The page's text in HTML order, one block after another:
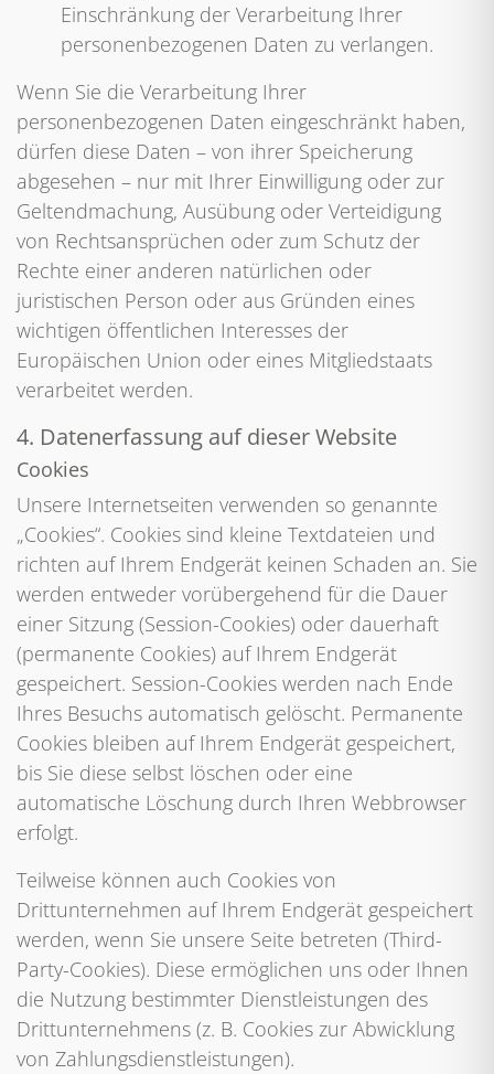
Einschränkung der Verarbeitung Ihrer
personenbezogenen Daten zu verlangen.
Wenn Sie die Verarbeitung Ihrer
personenbezogenen Daten eingeschränkt haben,
dürfen diese Daten – von ihrer Speicherung
abgesehen – nur mit Ihrer Einwilligung oder zur
Geltendmachung, Ausübung oder Verteidigung
von Rechtsansprüchen oder zum Schutz der
Rechte einer anderen natürlichen oder
juristischen Person oder aus Gründen eines
wichtigen öffentlichen Interesses der
Europäischen Union oder eines Mitgliedstaats
verarbeitet werden.
4. Datenerfassung auf dieser Website
Cookies
Unsere Internetseiten verwenden so genannte
„Cookies“. Cookies sind kleine Textdateien und
richten auf Ihrem Endgerät keinen Schaden an. Sie
werden entweder vorübergehend für die Dauer
einer Sitzung (Session-Cookies) oder dauerhaft
(permanente Cookies) auf Ihrem Endgerät
gespeichert. Session-Cookies werden nach Ende
Ihres Besuchs automatisch gelöscht. Permanente
Cookies bleiben auf Ihrem Endgerät gespeichert,
bis Sie diese selbst löschen oder eine
automatische Löschung durch Ihren Webbrowser
erfolgt.
Teilweise können auch Cookies von
Drittunternehmen auf Ihrem Endgerät gespeichert
werden, wenn Sie unsere Seite betreten (Third-
Party-Cookies). Diese ermöglichen uns oder Ihnen
die Nutzung bestimmter Dienstleistungen des
Drittunternehmens (z. B. Cookies zur Abwicklung
von Zahlungsdienstleistungen).